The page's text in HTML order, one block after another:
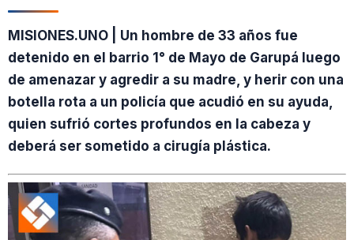
MISIONES.UNO | Un hombre de 33 años fue
detenido en el barrio 1° de Mayo de Garupá luego
de amenazar y agredir a su madre, y herir con una
botella rota a un policía que acudió en su ayuda,
quien sufrió cortes profundos en la cabeza y
deberá ser sometido a cirugía plástica.